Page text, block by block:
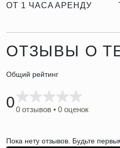
ОТ 1 ЧАСА АРЕНДУ
ОТЗЫВЫ О
Общий рейтинг
00 отзывов • 0 оценок
Пока нету отзывов. Будьте